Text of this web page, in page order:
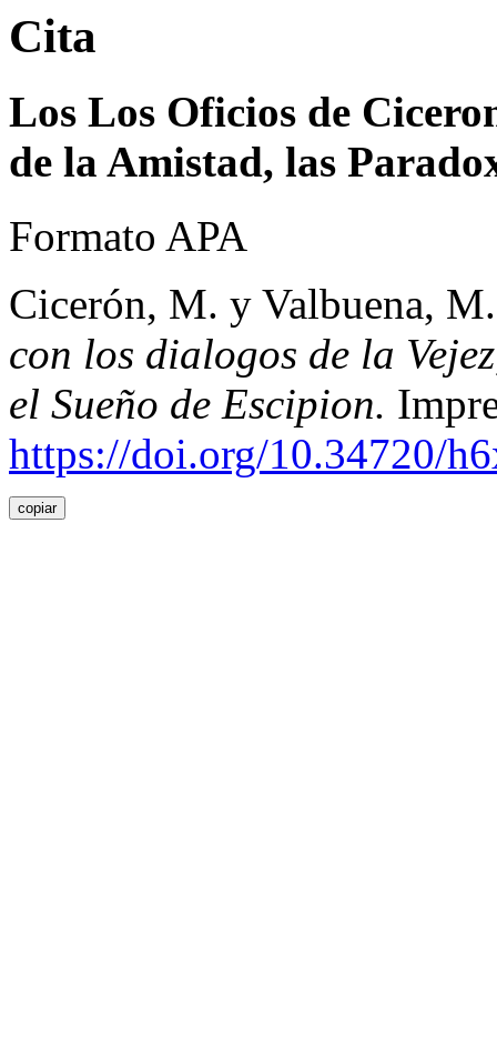
Cita
Los Los Oficios de
de la Amistad, las
Formato APA
Cicerón, M. y Valbuena,
con los dialogos de la
el Sueño de Escipion.
https://doi.org/10.34720/
copiar